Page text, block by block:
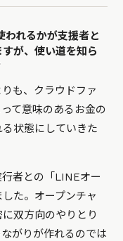
われるかが支援者と
が、使い道を知ら
も、クラウドファ
て意味のあるお金の
状態にしていきた
者との「LINEオー
た。オープンチャ
双方向のやりとり
がりが作れるのでは